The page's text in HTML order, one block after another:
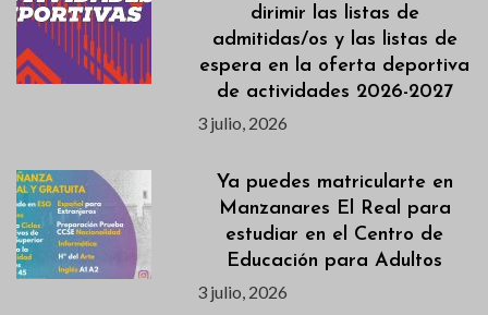
dirimir las listas de
admitidas/os y las listas de
espera en la oferta deportiva
de actividades 2026-2027
3 julio, 2026
Ya puedes matricularte en
Manzanares El Real para
estudiar en el Centro de
Educación para Adultos
3 julio, 2026